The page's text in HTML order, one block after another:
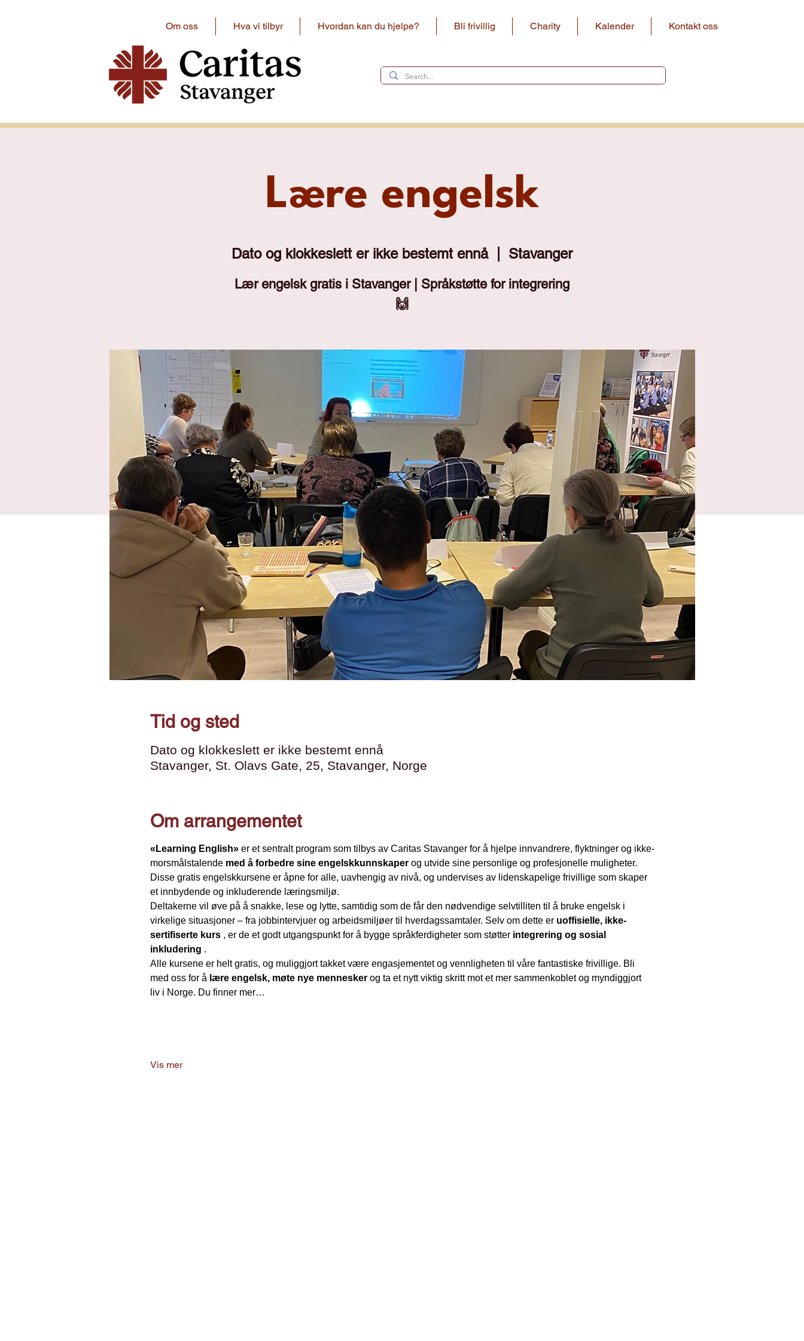
Om oss Hva vi tilbyr Hvordan kan du hjelpe? Bli frivillig Charity Kalender Kontakt oss
Lære engelsk
Dato og klokkeslett er ikke bestemt ennå
  |
Stavanger
Lær engelsk gratis i Stavanger | Språkstøtte for integrering
🙌
Tid og sted
Dato og klokkeslett er ikke bestemt ennå
Stavanger, St. Olavs Gate, 25, Stavanger, Norge
Om arrangementet
«Learning English» er et sentralt program som tilbys av Caritas Stavanger for å hjelpe innvandrere, flyktninger og ikke-
morsmålstalende med å forbedre sine engelskkunnskaper og utvide sine personlige og profesjonelle muligheter.
Disse gratis engelskkursene er åpne for alle, uavhengig av nivå, og undervises av lidenskapelige frivillige som skaper
et innbydende og inkluderende læringsmiljø.
Deltakerne vil øve på å snakke, lese og lytte, samtidig som de får den nødvendige selvtilliten til å bruke engelsk i
virkelige situasjoner – fra jobbintervjuer og arbeidsmiljøer til hverdagssamtaler. Selv om dette er uoffisielle, ikke-
sertifiserte kurs , er de et godt utgangspunkt for å bygge språkferdigheter som støtter integrering og sosial
inkludering .
Alle kursene er helt gratis, og muliggjort takket være engasjementet og vennligheten til våre fantastiske frivillige. Bli
med oss for å lære engelsk, møte nye mennesker og ta et nytt viktig skritt mot et mer sammenkoblet og myndiggjort
liv i Norge. Du finner mer…
Vis mer